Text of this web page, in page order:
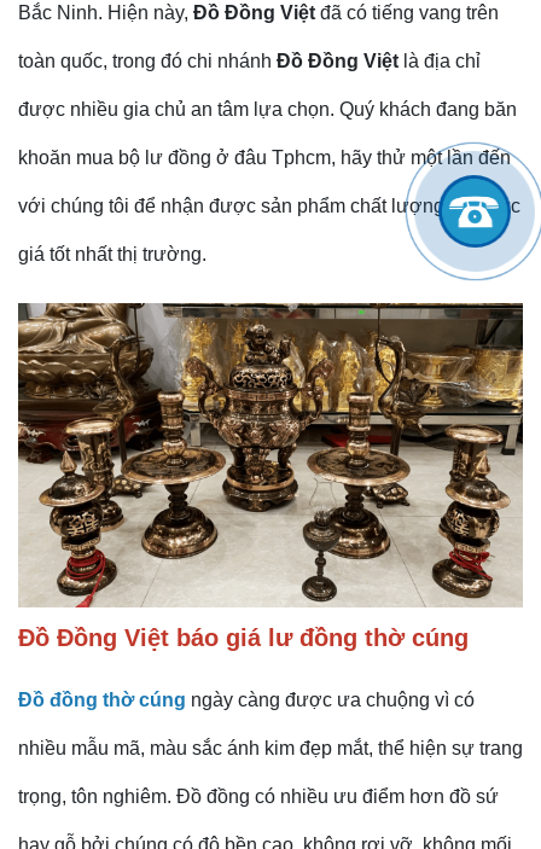
Bắc Ninh. Hiện này, Đồ Đồng Việt đã có tiếng vang trên
toàn quốc, trong đó chi nhánh Đồ Đồng Việt là địa chỉ
được nhiều gia chủ an tâm lựa chọn. Quý khách đang băn
khoăn mua bộ lư đồng ở đâu Tphcm, hãy thử một lần đến
với chúng tôi để nhận được sản phẩm chất lượng với mức
giá tốt nhất thị trường.
Đồ Đồng Việt báo giá lư đồng thờ cúng
Đồ đồng thờ cúng ngày càng được ưa chuộng vì có
nhiều mẫu mã, màu sắc ánh kim đẹp mắt, thể hiện sự trang
trọng, tôn nghiêm. Đồ đồng có nhiều ưu điểm hơn đồ sứ
hay gỗ bởi chúng có độ bền cao, không rơi vỡ, không mối